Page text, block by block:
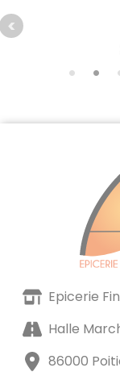
Epicerie
Halle
86000